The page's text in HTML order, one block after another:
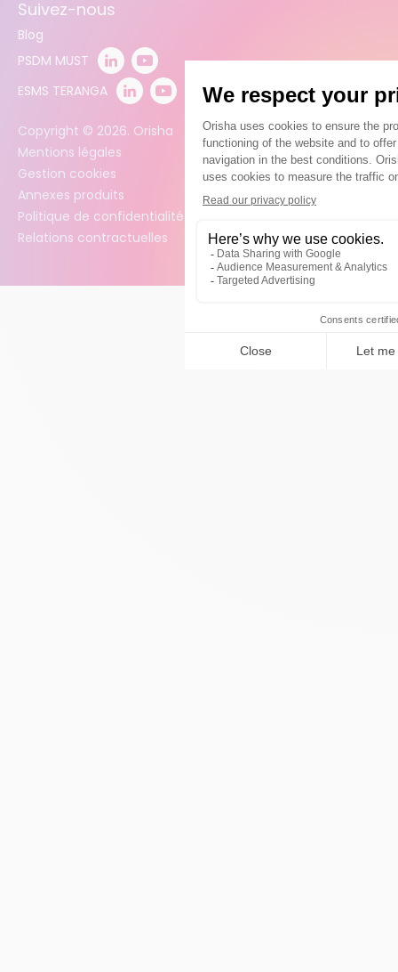
Suivez-nous
Blog
PSDM MUST
ESMS TERANGA
Copyright © 2026. Orisha
Mentions légales
Gestion cookies
Annexes produits
Politique de confidentialité des données
Relations contractuelles